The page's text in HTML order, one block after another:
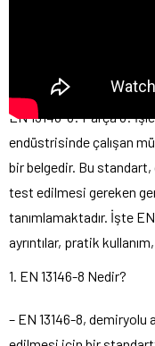
EN 13146-8: Parça 8:
endüstrisinde çalışan
bir belgedir. Bu standart,
test edilmesi gereken
tanımlamaktadır. İşte
ayrıntılar, pratik
1. EN 13146-8 Nedir?
– EN 13146-8, demiryolu